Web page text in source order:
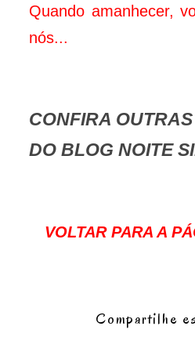
Quando amanhecer,
nós...
CONFIRA
DO BLOG NOITE
VOLTAR PARA A
Compartilhe